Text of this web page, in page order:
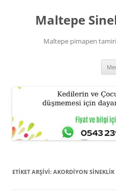
Maltepe
Maltepe pimapen
ETIKET ARŞIVI: AKORDIYON SINEKLIK